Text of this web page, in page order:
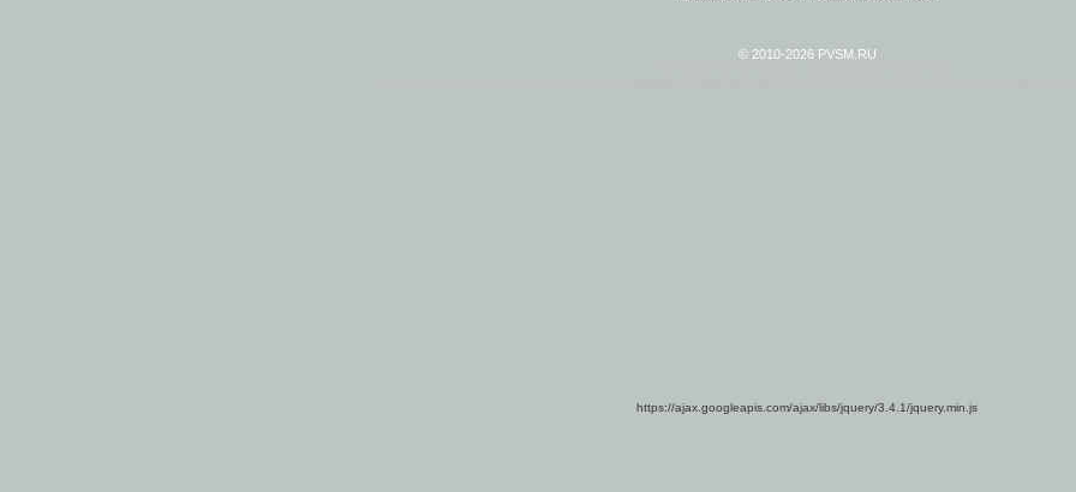
© 2010-2026 PVSM.RU
https://ajax.googleapis.com/ajax/libs/jquery/3.4.1/jquery.min.js